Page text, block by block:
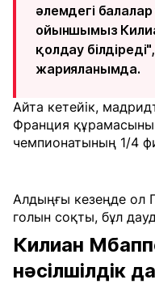
әлемдегі балалар
ойыншымыз
қолдау
жарияланымда.
Айта кетейік,
Франция
чемпионатының 1/4
Алдыңғы кезеңде ол
голын соқты, бұл
Килиан
нәсілшілдік